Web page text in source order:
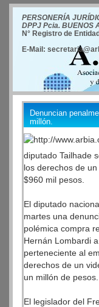
PERSONERÍA
DPPJ Pcia. BUENOS
N° Registro de
E-Mail:
Denuncian
millón.
diputado Tailhade
los derechos de
$960 mil pesos.
El diputado
martes una
polémica compra
Hernán Lombardi
perteneciente al
derechos de un
un millón de pesos.
El legislador del